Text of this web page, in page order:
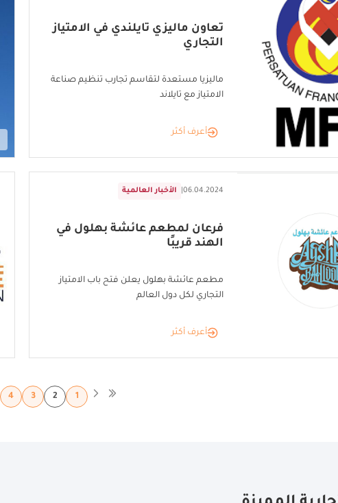
تعاون ماليزي تايلندي في الامتياز
التجاري
ماليزيا مستعدة لتقاسم تجارب تنظيم صناعة
الامتياز مع تايلاند
أعرف أكثر
الأخبار العالمية 06.04.2024
فرعان لمطعم عائشة بهلول في
الهند قريبًا
مطعم عائشة بهلول يعلن فتح باب الامتياز
التجاري لكل دول العالم
أعرف أكثر
1
2
3
4